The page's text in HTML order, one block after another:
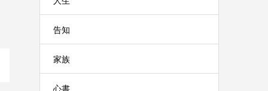
告知
家族
心書